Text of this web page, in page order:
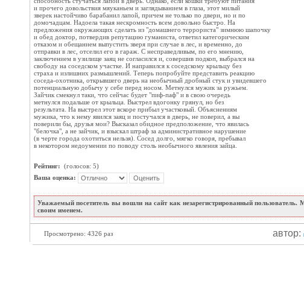
и прочего довольствия мяуканьем и заглядыванием в глаза, этот милый
зверек настойчиво барабанил лапой, причем не только по двери, но и по
домочадцам. Надоела такая нескромность всем довольно быстро. На
предложения окружающих сделать из "домашнего террориста" зимнюю шапочку
и обед доктор, потвердив репутацию гуманиста, ответил категорическим
отказом и обещанием выпустить зверя при случае в лес, и временно, до
отправки в лес, отселил его в гараж. С несправедливым, по его мнению,
заключением в узилище заяц не согласился и, совершив подкоп, выбрался на
свободу на соседском участке. И направился к соседскому крыльцу без
страха и излишних размышлений. Теперь попробуйте представить реакцию
соседа-охотника, открывшего дверь на необычный дробный стук и увидевшего
потенциальную добычу у себе перед носом. Метнулся мужик за ружьем.
Зайчик смекнул таки, что сейчас будет "пиф-паф" и в свою очередь
метнулся подальше от крыльца. Выстрел вдогонку грянул, но без
результата. На выстрел этот вскоре прибыл участковый. Объяснениям
мужика, что к нему явился заяц и постучался в дверь, не поверил, а вы
поверили бы, друзья мои? Высказал обидное предположение, что явилась
"белочка", а не зайчик, и взыскал штраф за административное нарушение
(в черте города охотиться нельзя). Сосед долго, мягко говоря, пребывал
в некотором недоумении по поводу столь необычного явления зайца.
Рейтинг: (голосов: 5)
Ваша оценка:
Уважаемый посетитель вы вошли на сайт как незарегистрированный
своим именем.
Просмотрено: 4326 раз автор: